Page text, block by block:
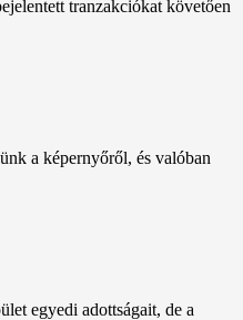
tranzakciókat követően
a képernyőről, és valóban
egyedi adottságait, de a